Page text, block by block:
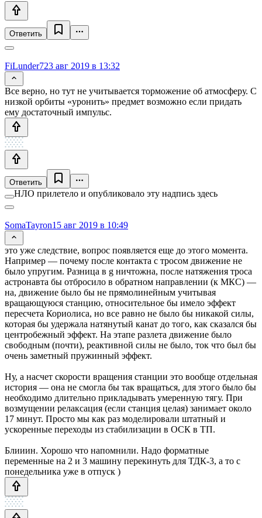
Ответить
FiLunder723 авг 2019 в 13:32
Все верно, но тут не учитывается торможение об атмосферу. С
низкой орбиты «уронить» предмет возможно если придать
ему достаточный импульс.
Ответить
НЛО прилетело и опубликовало эту надпись здесь
SomaTayron15 авг 2019 в 10:49
это уже следствие, вопрос появляется еще до этого момента.
Например — почему после контакта с тросом движение не
было упругим. Разница в g ничтожна, после натяжения троса
астронавта бы отбросило в обратном направлении (к МКС) —
на, движение было бы не прямолинейным учитывая
вращающуюся станцию, относительное бы имело эффект
пересчета Кориолиса, но все равно не было бы никакой силы,
которая бы удержала натянутый канат до того, как сказался бы
центробежный эффект. На этапе разлета движение было
свободным (почти), реактивной силы не было, ток что был бы
очень заметный пружинный эффект.
Ну, а насчет скорости вращения станции это вообще отдельная
история — она не смогла бы так вращаться, для этого было бы
необходимо длительно прикладывать умеренную тягу. При
возмущении релаксация (если станция целая) занимает около
17 минут. Просто мы как раз моделировали штатный и
ускоренные переходы из стабилизации в ОСК в ТП.
Блииин. Хорошо что напомнили. Надо форматные
переменные на 2 и 3 машину перекинуть для ТДК-3, а то с
понедельника уже в отпуск )